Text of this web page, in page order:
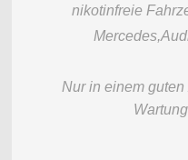
nikotinfreie
Nur in einem